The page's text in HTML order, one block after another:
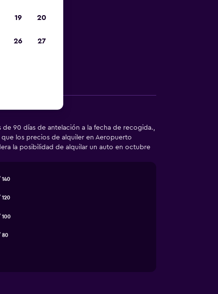
perfecto
90 días de antelación a la fecha de recogida.,
los precios de alquiler en Aeropuerto
la posibilidad de alquilar un auto en octubre
80
100
120
140
19 20
26 27